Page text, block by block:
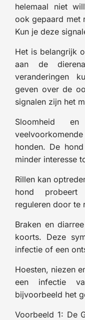
helemaal niet
ook gepaard met
Kun je deze
Het is belangrijk
aan de
veranderingen
geven over de
signalen zijn het
Sloomheid
honden. De
minder interesse
Rillen kan
hond probeert
reguleren door te
Braken en
koorts. Deze
infectie of een
Hoesten, niezen
een infectie
bijvoorbeeld het
Voorbeeld 1: De